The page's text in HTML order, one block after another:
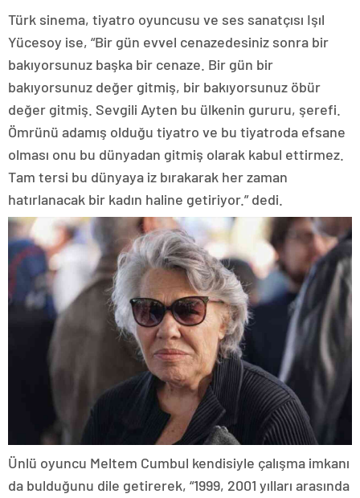
Türk sinema, tiyatro oyuncusu ve ses sanatçısı Işıl
Yücesoy ise, “Bir gün evvel cenazedesiniz sonra bir
bakıyorsunuz başka bir cenaze. Bir gün bir
bakıyorsunuz değer gitmiş, bir bakıyorsunuz öbür
değer gitmiş. Sevgili Ayten bu ülkenin gururu, şerefi.
Ömrünü adamış olduğu tiyatro ve bu tiyatroda efsane
olması onu bu dünyadan gitmiş olarak kabul ettirmez.
Tam tersi bu dünyaya iz bırakarak her zaman
hatırlanacak bir kadın haline getiriyor.” dedi.
Ünlü oyuncu Meltem Cumbul kendisiyle çalışma imkanı
da bulduğunu dile getirerek, “1999, 2001 yılları arasında